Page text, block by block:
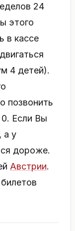
24
этого
в кассе
4 детей).
позвонить
Если Вы
а у
дороже.
Австрии.